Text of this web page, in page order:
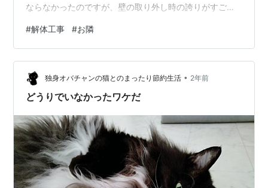
ならなかったのですが、壁の取り外し時の誇りがすごい
も建たなければ見晴がいいです（笑）
kanazawa10no3.hatenablog.com
kanazawa10no3.hatenablog.com【撮影場所 自宅：
2024年09月04日 ～６日 DSC-RX100M3】
#解体工事 #お隣
独身オバチャンの猫とのまったり節約生活 • 2年前
どうりでいなかったワケだ